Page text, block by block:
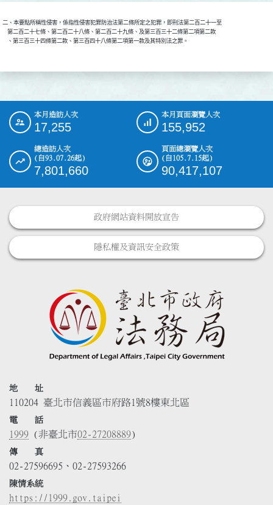
二、本要點所稱性侵害，係指性侵害犯罪防治法第二條所定之犯罪，即刑法第二百二十一至
    第二百二十七條、第二百二十八條、第二百二十九條、及第三百三十二條第二項第二款
    、第三百三十四條第二款、第三百四十八條第二項第一款及其特別法之罪。
::: 本月造訪人次
17,255
本月頁面瀏覽人次
155,952
總造訪人次
(自93.07.26起)
7,801,660
頁面總瀏覽人次
(自105.7.15起)
90,417,107
政府網站資料開放宣告
隱私權及資訊安全政策
地 址
110204 臺北市信義區市府路1號8樓東北區
電 話
1999 (非臺北市02-27208889)
傳 真
02-27596695、02-27593266
陳情系統
https://1999.gov.taipei